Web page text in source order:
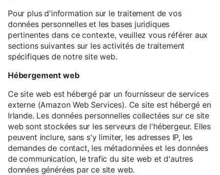
Pour plus d'information sur le traitement de vos
données personnelles et les bases juridiques
pertinentes dans ce contexte, veuillez vous référer aux
sections suivantes sur les activités de traitement
spécifiques de notre site web.
Hébergement web
Ce site web est hébergé par un fournisseur de services
externe (Amazon Web Services). Ce site est hébergé en
Irlande. Les données personnelles collectées sur ce site
web sont stockées sur les serveurs de l'hébergeur. Elles
peuvent inclure, sans s'y limiter, les adresses IP, les
demandes de contact, les métadonnées et les données
de communication, le trafic du site web et d'autres
données générées par ce site web.